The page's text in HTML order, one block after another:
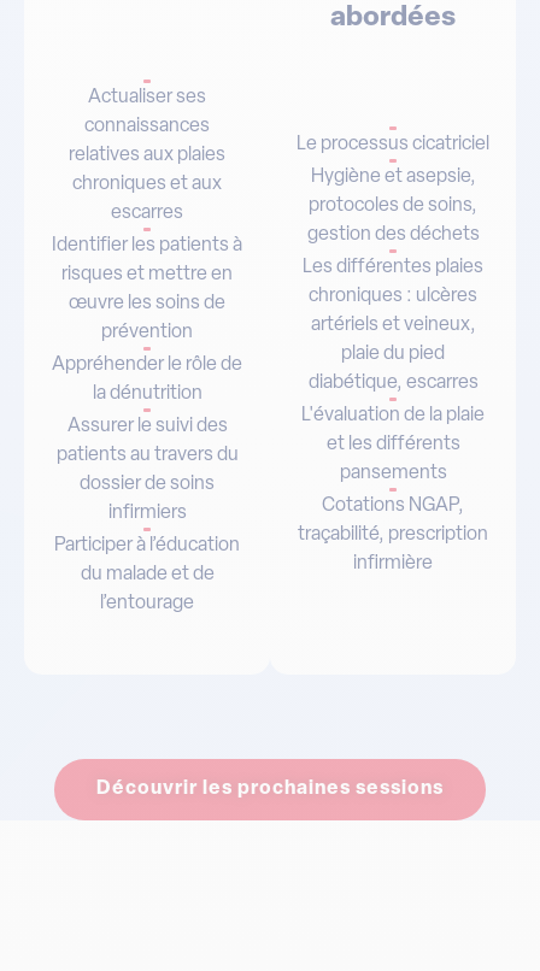
Actualiser ses
connaissances
relatives aux plaies
chroniques et aux
escarres
Identifier les patients à
risques et mettre en
œuvre les soins de
prévention
Appréhender le rôle de
la dénutrition
Assurer le suivi des
patients au travers du
dossier de soins
infirmiers
Participer à l’éducation
du malade et de
l’entourage
abordées
Le processus cicatriciel
Hygiène et asepsie,
protocoles de soins,
gestion des déchets
Les différentes plaies
chroniques : ulcères
artériels et veineux,
plaie du pied
diabétique, escarres
L'évaluation de la plaie
et les différents
pansements
Cotations NGAP,
traçabilité, prescription
infirmière
Découvrir les prochaines sessions